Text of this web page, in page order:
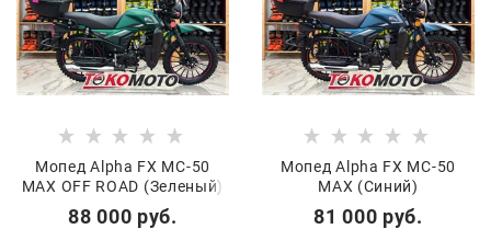
Мопед Alpha FX MC-50
MAX OFF ROAD (Зеленый)
88 000 руб.
Мопед Alpha FX MC-50
MAX (Синий)
81 000 руб.